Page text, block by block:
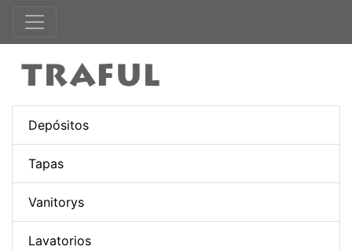
Depósitos
Tapas
Vanitorys
Lavatorios